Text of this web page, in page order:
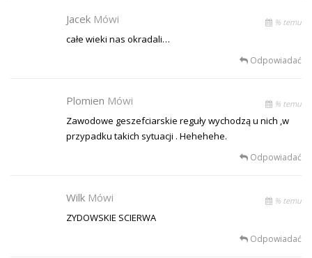
Jacek Mówi % temu
całe wieki nas okradali…
Odpowiadać
Plomien Mówi % temu
Zawodowe geszefciarskie reguły wychodzą u nich ,w
przypadku takich sytuacji . Hehehehe.
Odpowiadać
Wilk Mówi % temu
ZYDOWSKIE SCIERWA
Odpowiadać